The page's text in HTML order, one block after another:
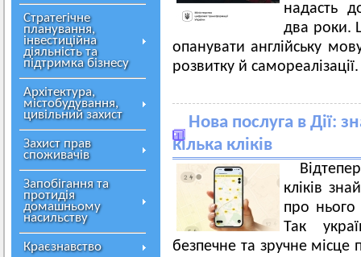
Стратегічне
планування,
інвестиційна
діяльність та
підтримка бізнесу
Архітектура,
містобудування,
цивільний захист
Захист прав
споживачів
Запобігання та
протидія
домашньому
насильству
Краєзнавство
надасть
два роки.
опанувати англійську
розвитку й самореалізації.
Нова послуга в Дії:
кілька кліків
кліків
про нього
Так
безпечне та зручне місце